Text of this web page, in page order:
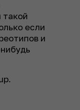
такой
если
и